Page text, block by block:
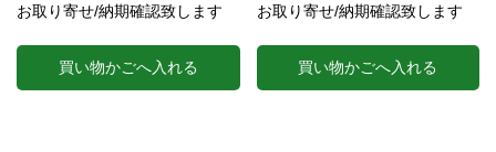
お取り寄せ/納期確認致します
買い物かごへ入れる
お取り寄せ/納期確認致します
買い物かごへ入れる